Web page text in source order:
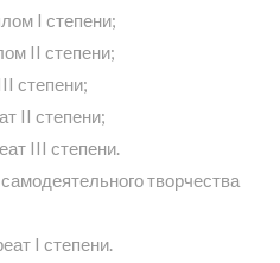
I степени;
II степени;
степени;
II степени;
III степени.
творчества
I степени.